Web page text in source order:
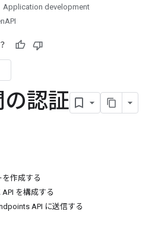
Application development
認証
作成する
を構成する
API に送信する